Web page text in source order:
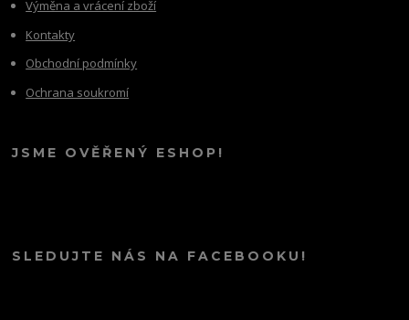
Výměna a vrácení zboží
Kontakty
Obchodní podmínky
Ochrana soukromí
JSME OVĚŘENÝ ESHOP!
SLEDUJTE NÁS NA FACEBOOKU!